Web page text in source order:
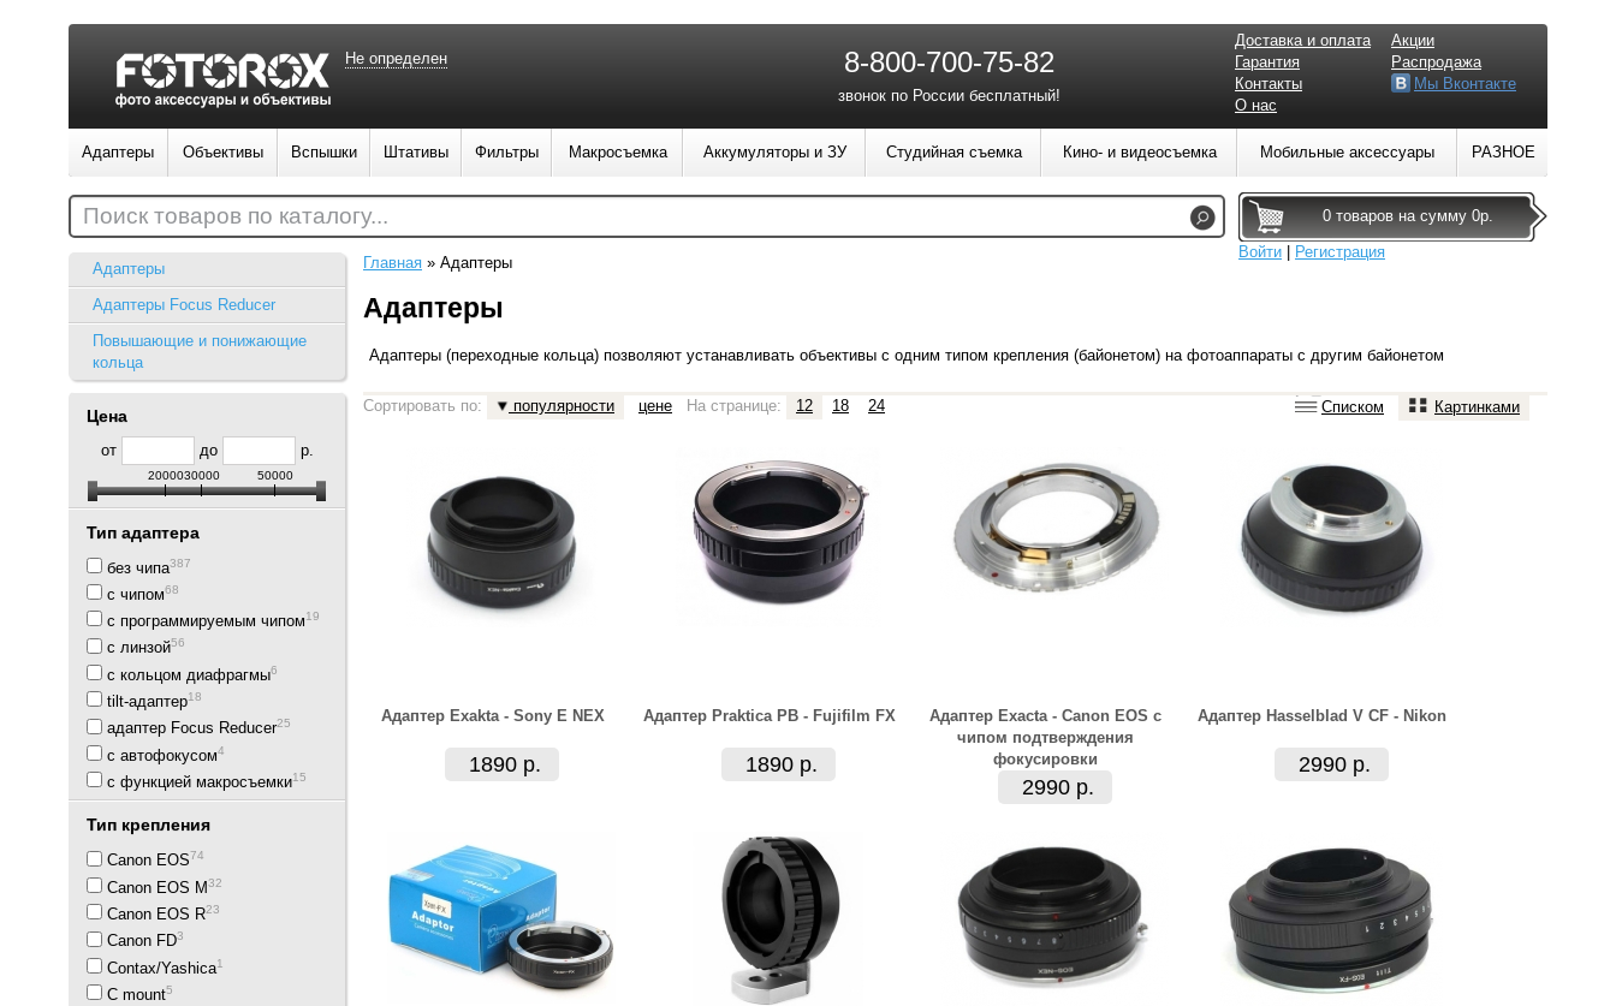
Адаптеры
Адаптеры Focus Reducer
Повышающие и понижающие
кольца
Цена
от до р.
2000030000 50000
Тип адаптера
без чипа387
с чипом68
с программируемым чипом19
с линзой56
с кольцом диафрагмы6
tilt-адаптер18
адаптер Focus Reducer25
с автофокусом4
с функцией макросъемки15
Тип крепления
Canon EOS74
Canon EOS M32
Canon EOS R23
Canon FD3
Contax/Yashica1
C mount5
Главная » Адаптеры
Адаптеры
Адаптеры (переходные кольца) позволяют устанавливать объективы с одним типом крепления (байонетом) на фотоаппараты с другим байонетом
Сортировать по: популярности цене На странице: 12 18 24 Списком Картинками
Адаптер Exakta - Sony E NEX
1890 р.
Адаптер Praktica PB - Fujifilm FX
1890 р.
Адаптер Exacta - Canon EOS с
чипом подтверждения
фокусировки
2990 р.
Адаптер Hasselblad V CF - Nikon
2990 р.
Не определен 8-800-700-75-82
звонок по России бесплатный!
Доставка и оплата
Гарантия
Контакты
О нас
Акции
Распродажа
Мы Вконтакте
Адаптеры Объективы Вспышки Штативы Фильтры Макросъемка Аккумуляторы и ЗУ Студийная съемка Кино- и видеосъемка Мобильные аксессуары РАЗНОЕ
0 товаров на сумму 0р.
Войти
Регистрация
Поиск товаров по каталогу...